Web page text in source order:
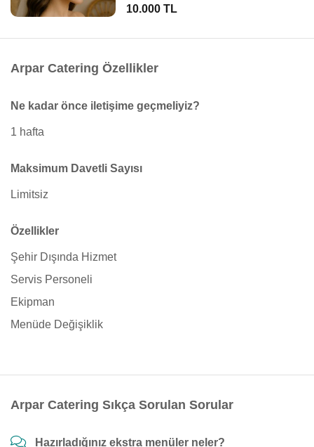
10.000 TL
Arpar Catering Özellikler
Ne kadar önce iletişime geçmeliyiz?
1 hafta
Maksimum Davetli Sayısı
Limitsiz
Özellikler
Şehir Dışında Hizmet
Servis Personeli
Ekipman
Menüde Değişiklik
Arpar Catering Sıkça Sorulan Sorular
Hazırladığınız ekstra menüler neler?